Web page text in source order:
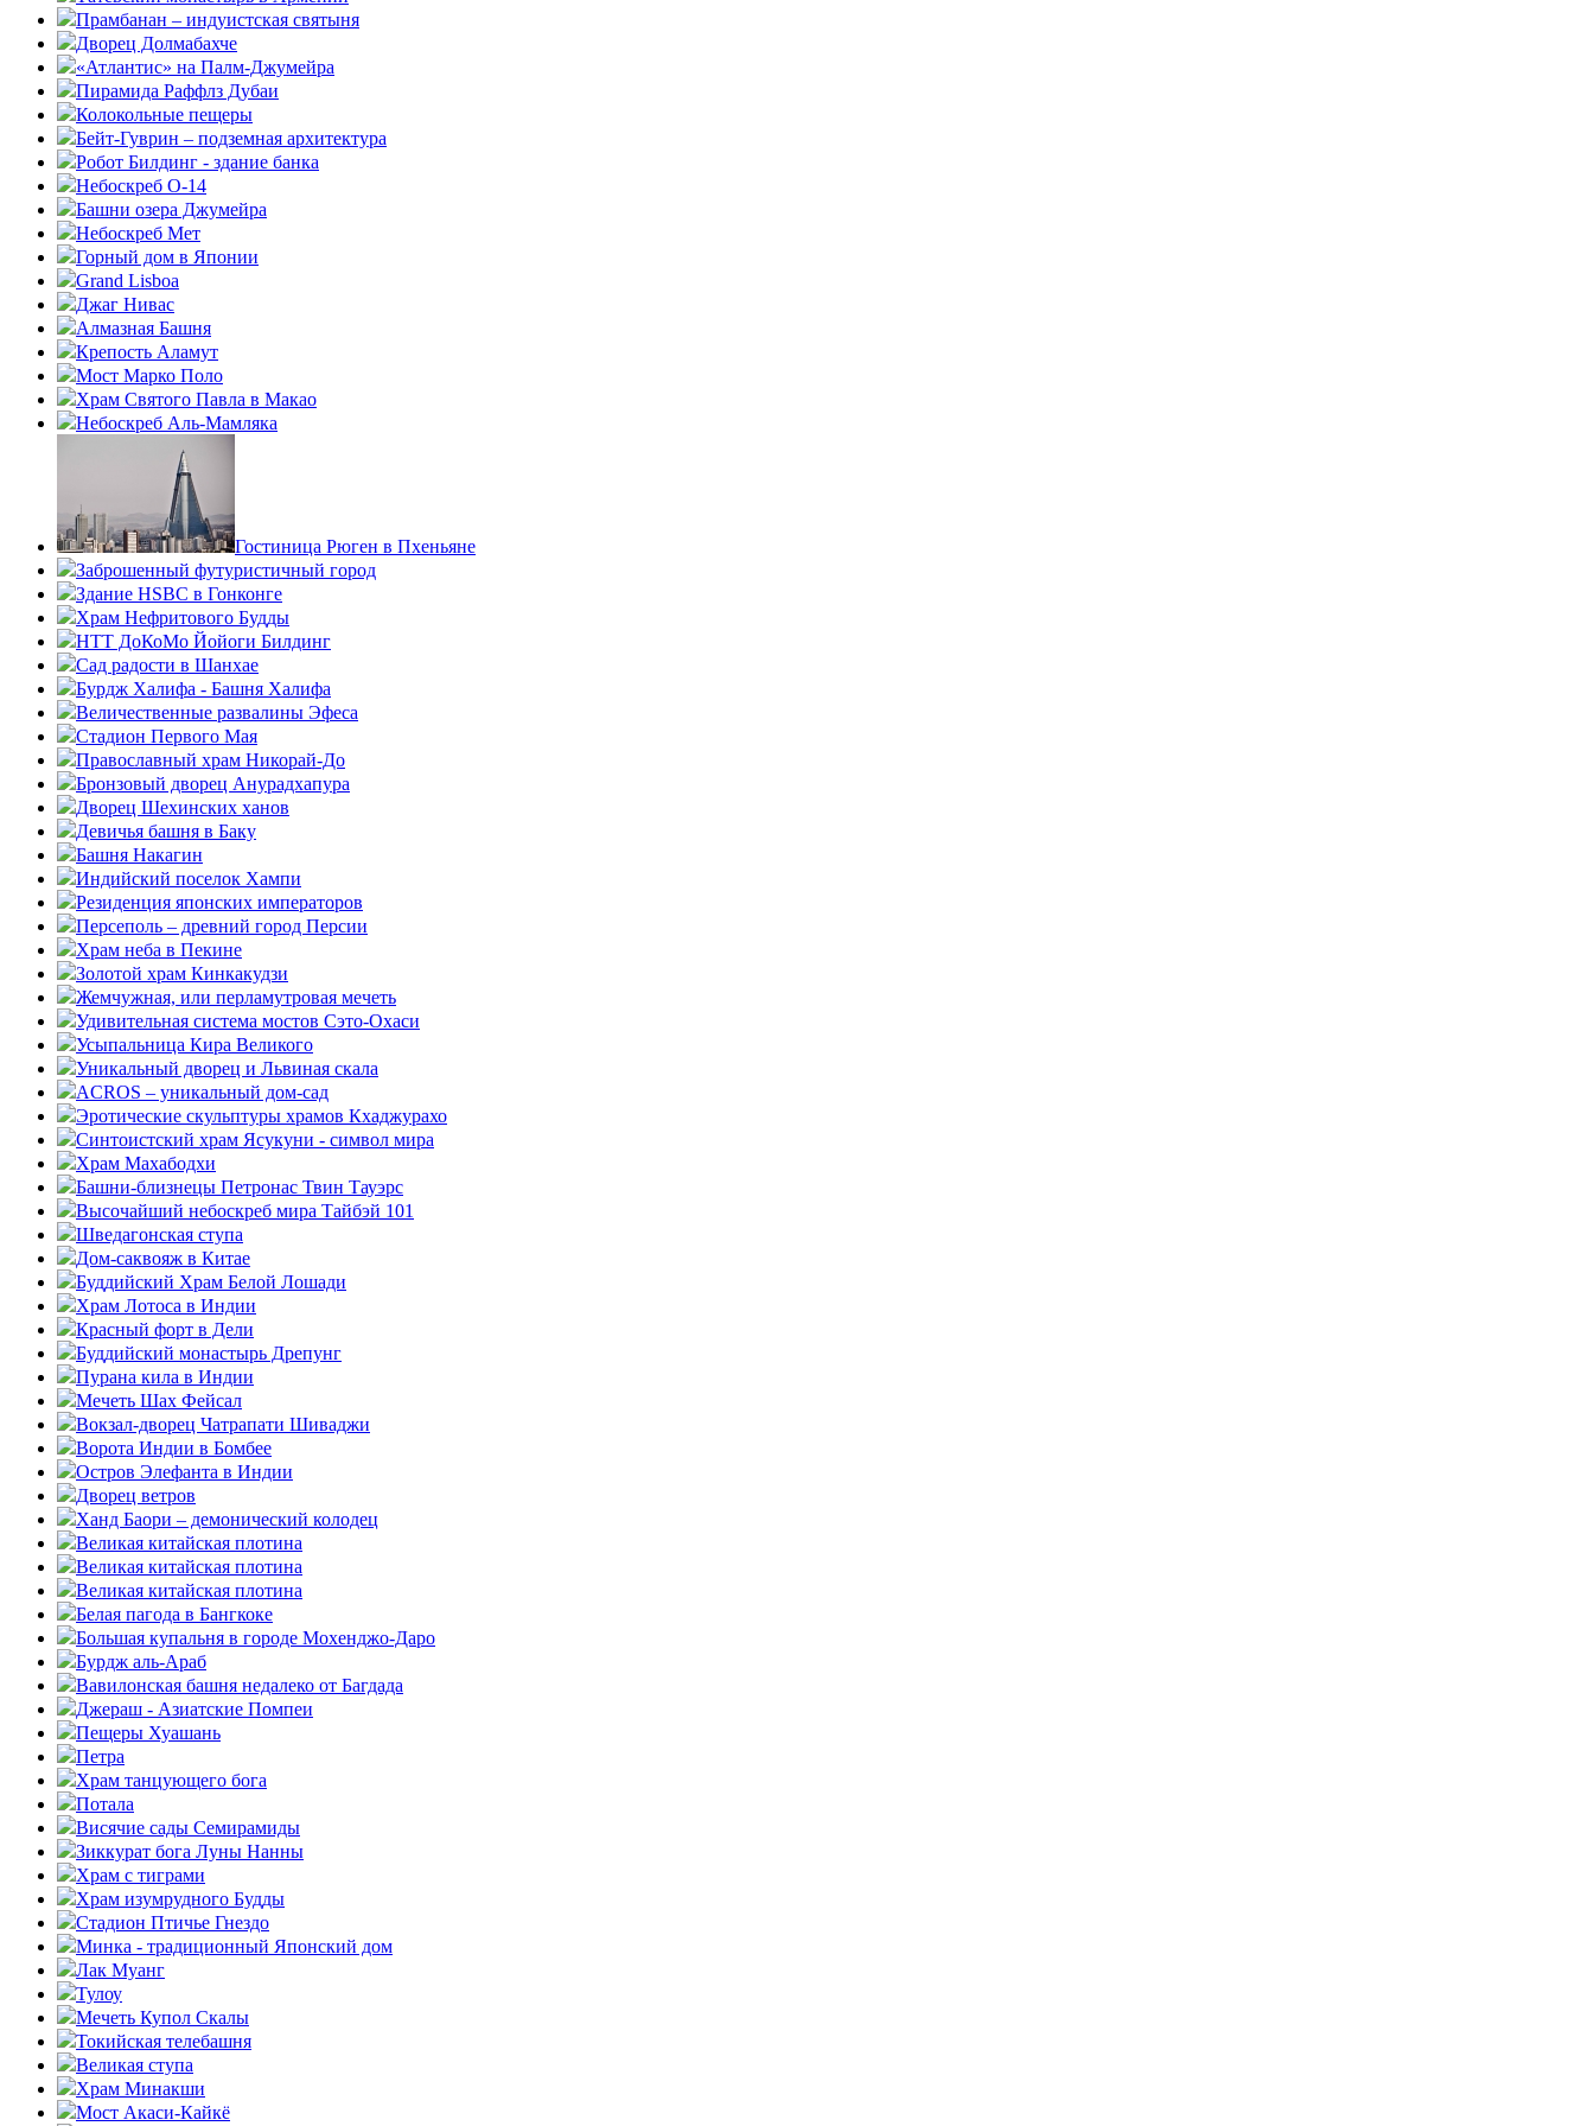
Прамбанан – индуистская святыня
Дворец Долмабахче
«Атлантис» на Палм-Джумейра
Пирамида Раффлз Дубаи
Колокольные пещеры
Бейт-Гуврин – подземная архитектура
Робот Билдинг - здание банка
Небоскреб О-14
Башни озера Джумейра
Небоскреб Мет
Горный дом в Японии
Grand Lisboa
Джаг Нивас
Алмазная Башня
Крепость Аламут
Мост Марко Поло
Храм Святого Павла в Макао
Небоскреб Аль-Мамляка
Гостиница Рюген в Пхеньяне
Заброшенный футуристичный город
Здание HSBC в Гонконге
Храм Нефритового Будды
НТТ ДоКоМо Йойоги Билдинг
Сад радости в Шанхае
Бурдж Халифа - Башня Халифа
Величественные развалины Эфеса
Стадион Первого Мая
Православный храм Никорай-До
Бронзовый дворец Анурадхапура
Дворец Шехинских ханов
Девичья башня в Баку
Башня Накагин
Индийский поселок Хампи
Резиденция японских императоров
Персеполь – древний город Персии
Храм неба в Пекине
Золотой храм Кинкакудзи
Жемчужная, или перламутровая мечеть
Удивительная система мостов Сэто-Охаси
Усыпальница Кира Великого
Уникальный дворец и Львиная скала
ACROS – уникальный дом-сад
Эротические скульптуры храмов Кхаджурахо
Синтоистский храм Ясукуни - символ мира
Храм Махабодхи
Башни-близнецы Петронас Твин Тауэрс
Высочайший небоскреб мира Тайбэй 101
Шведагонская ступа
Дом-саквояж в Китае
Буддийский Храм Белой Лошади
Храм Лотоса в Индии
Красный форт в Дели
Буддийский монастырь Дрепунг
Пурана кила в Индии
Мечеть Шах Фейсал
Вокзал-дворец Чатрапати Шиваджи
Ворота Индии в Бомбее
Остров Элефанта в Индии
Дворец ветров
Ханд Баори – демонический колодец
Великая китайская плотина
Великая китайская плотина
Великая китайская плотина
Белая пагода в Бангкоке
Большая купальня в городе Мохенджо-Даро
Бурдж аль-Араб
Вавилонская башня недалеко от Багдада
Джераш - Азиатские Помпеи
Пещеры Хуашань
Петра
Храм танцующего бога
Потала
Висячие сады Семирамиды
Зиккурат бога Луны Нанны
Храм с тиграми
Храм изумрудного Будды
Стадион Птичье Гнездо
Минка - традиционный Японский дом
Лак Муанг
Тулоу
Мечеть Купол Скалы
Токийская телебашня
Великая ступа
Храм Минакши
Мост Акаси-Кайкё